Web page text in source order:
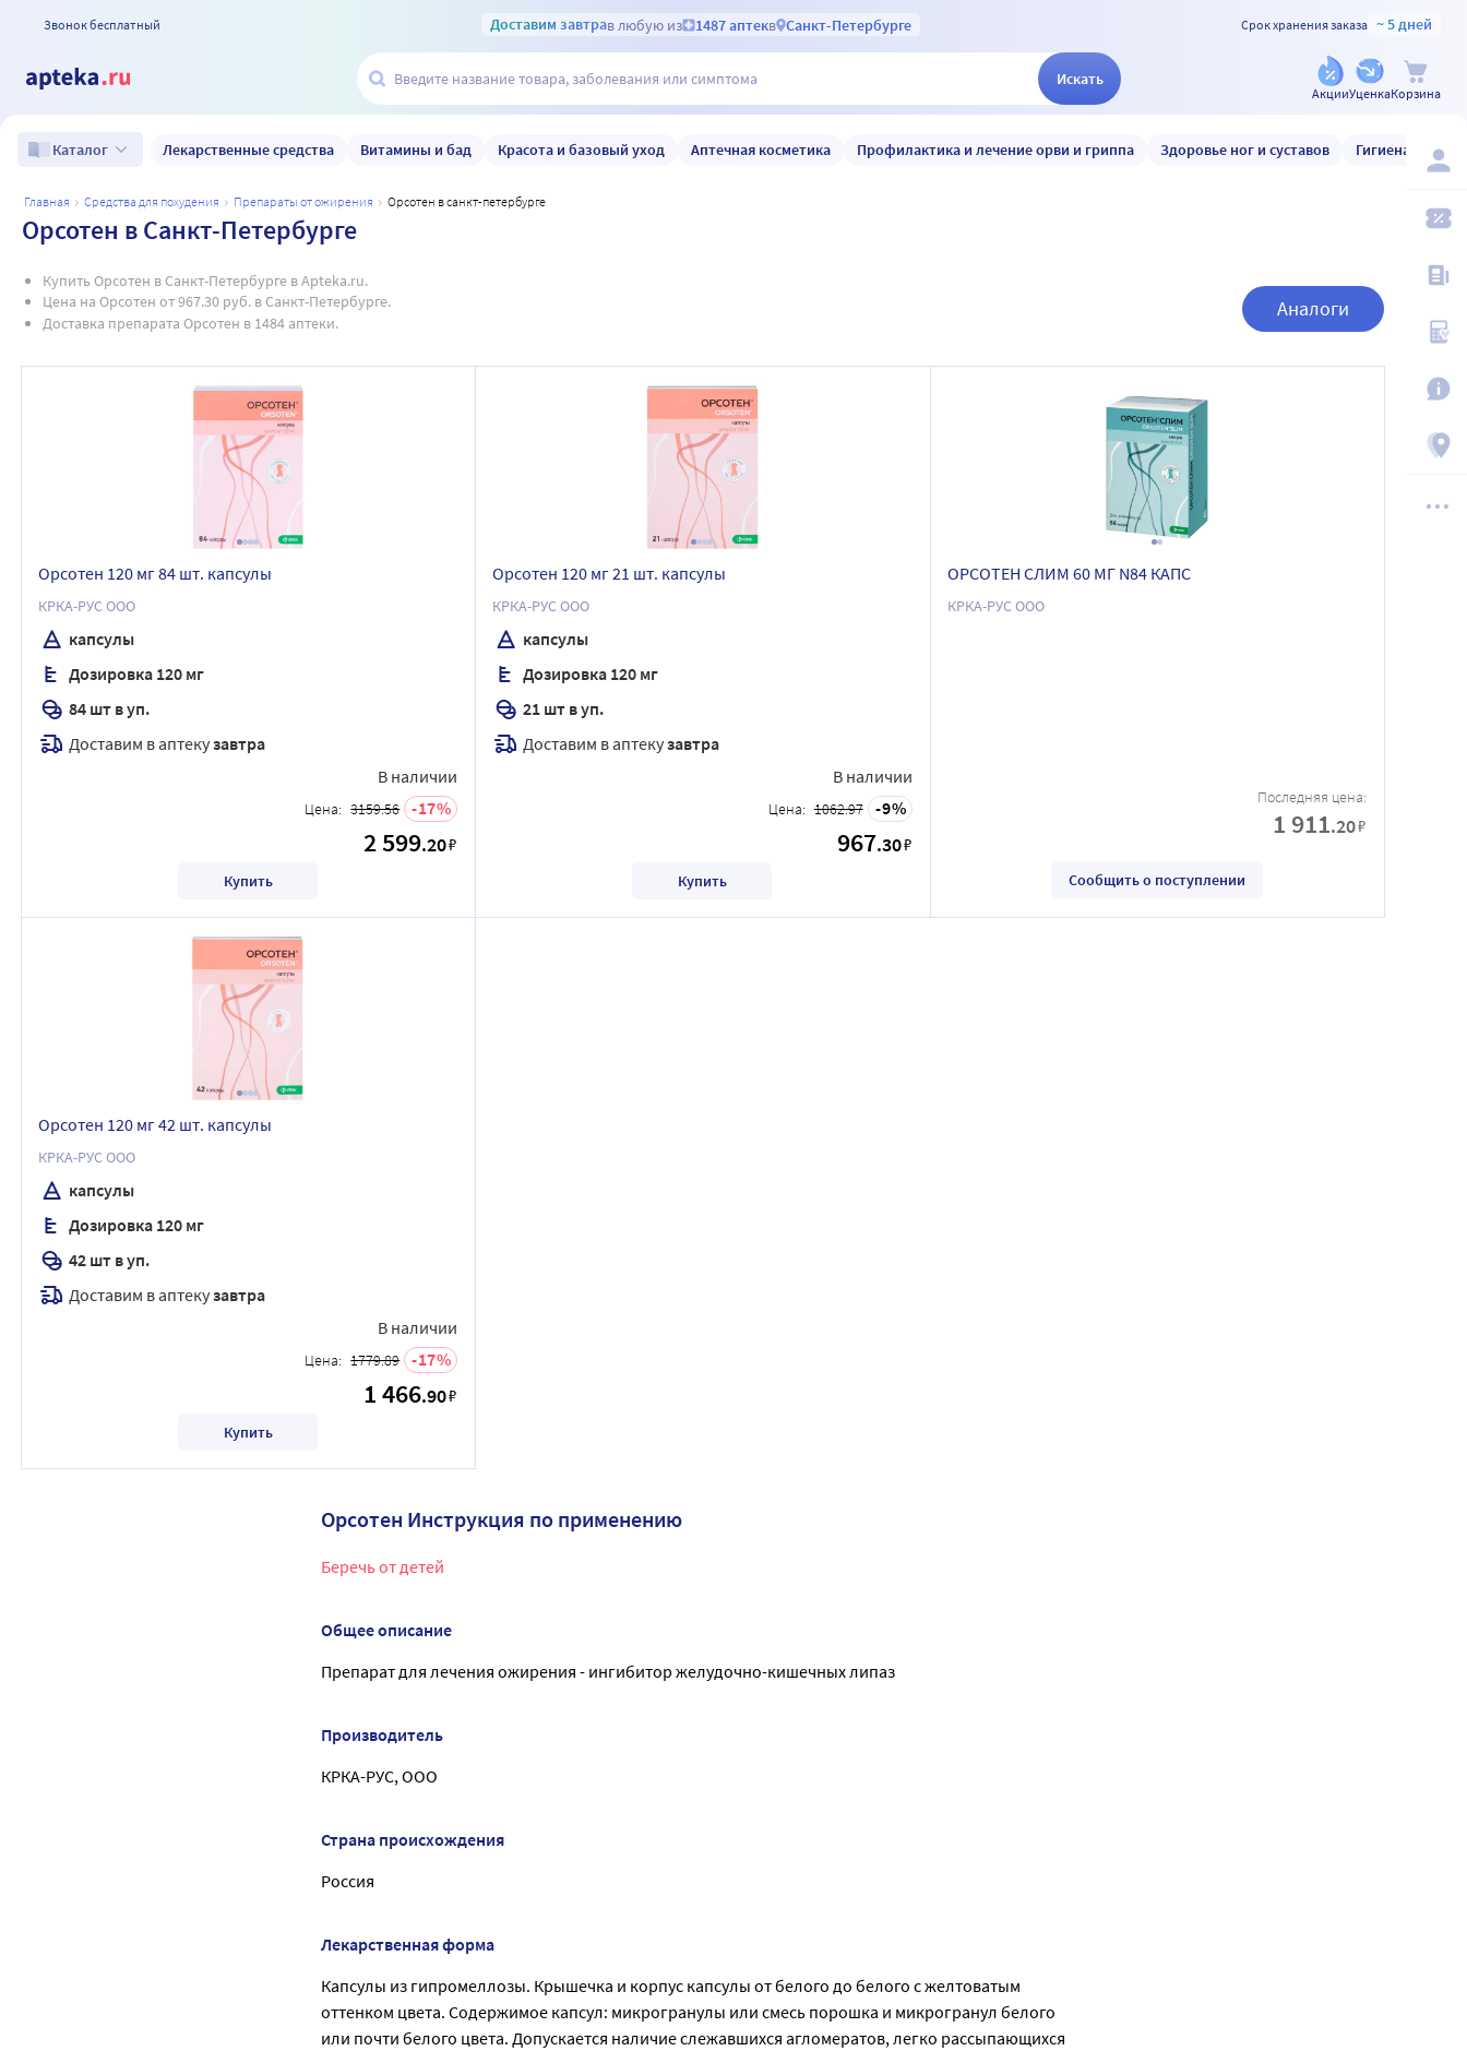
Звонок бесплатный Доставим завтрав любую из 1487 аптекв Санкт-Петербурге Срок хранения заказа ~ 5 дней
Искать
АкцииУценкаКорзина
Каталог Лекарственные средства Витамины и бад Красота и базовый уход Аптечная косметика Профилактика и лечение орви и гриппа Здоровье ног и суставов Гигиена и уход
главная средства для похудения препараты от ожирения орсотен в санкт-петербурге
Орсотен в Санкт-Петербурге
Купить Орсотен в Санкт-Петербурге в Apteka.ru.
Цена на Орсотен от 967.30 руб. в Санкт-Петербурге.
Доставка препарата Орсотен в 1484 аптеки.
Аналоги
Орсотен 120 мг 84 шт. капсулы
КРКА-РУС ООО
капсулы
Дозировка 120 мг
84 шт в уп.
Доставим в аптекузавтра
В наличии
Цена: 3159.56 17
2 599.20₽
Купить
Орсотен 120 мг 21 шт. капсулы
КРКА-РУС ООО
капсулы
Дозировка 120 мг
21 шт в уп.
Доставим в аптекузавтра
В наличии
Цена: 1062.97 9
967.30₽
Купить
ОРСОТЕН СЛИМ 60 МГ N84 КАПС
КРКА-РУС ООО
Последняя цена:
1 911.20₽
Сообщить о поступлении
Орсотен 120 мг 42 шт. капсулы
КРКА-РУС ООО
капсулы
Дозировка 120 мг
42 шт в уп.
Доставим в аптекузавтра
В наличии
Цена: 1779.89 17
1 466.90₽
Купить
Орсотен Инструкция по применению
Беречь от детей
Общее описание
Препарат для лечения ожирения - ингибитор желудочно-кишечных липаз
Производитель
КРКА-РУС, ООО
Страна происхождения
Россия
Лекарственная форма
Капсулы из гипромеллозы. Крышечка и корпус капсулы от белого до белого с желтоватым
оттенком цвета. Содержимое капсул: микрогранулы или смесь порошка и микрогранул белого
или почти белого цвета. Допускается наличие слежавшихся агломератов, легко рассыпающихся